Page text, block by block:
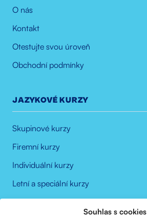
Souhlas s cookies
O nás
Kontakt
Otestujte svou úroveň
Obchodní podmínky
JAZYKOVÉ KURZY
Skupinové kurzy
Firemní kurzy
Individuální kurzy
Letní a speciální kurzy
Příprava na přijímací zkoušky